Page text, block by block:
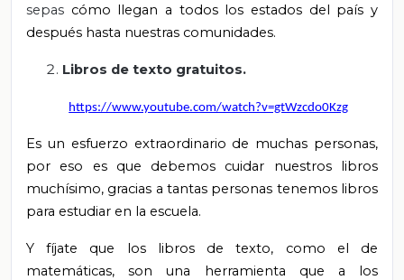
sepas cómo llegan a todos los estados del país y
después hasta nuestras comunidades.
Libros de texto gratuitos.
https://www.youtube.com/watch?v=gtWzcdo0Kzg
Es un esfuerzo extraordinario de muchas personas,
por eso es que debemos cuidar nuestros libros
muchísimo, gracias a tantas personas tenemos libros
para estudiar en la escuela.
Y fíjate que los libros de texto, como el de
matemáticas, son una herramienta que a los